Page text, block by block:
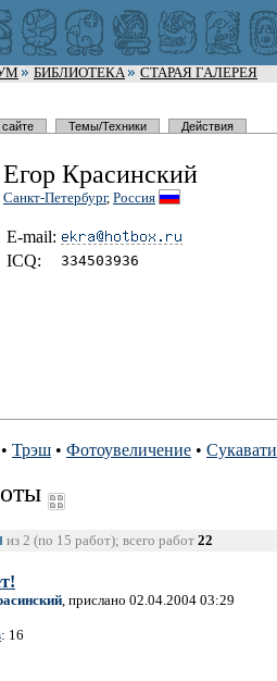
БИБЛИОТЕКА
СТАРАЯ ГАЛЕРЕЯ
Темы/Техники Действия
Егор Красинский
Санкт-Петербург, Россия
E-mail:
ICQ: 334503936
• Трэш • Фотоувеличение • Сукавати
из 2 (по 15 работ); всего работ 22
, прислано 02.04.2004 03:29
: 16